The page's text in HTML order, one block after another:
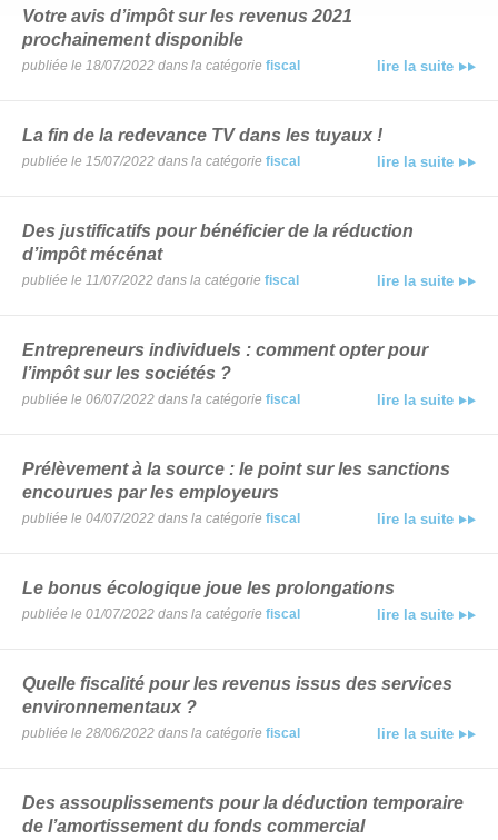
Votre avis d’impôt sur les revenus 2021
prochainement disponible
publiée le 18/07/2022 dans la catégorie fiscal lire la suite
La fin de la redevance TV dans les tuyaux !
publiée le 15/07/2022 dans la catégorie fiscal lire la suite
Des justificatifs pour bénéficier de la réduction
d’impôt mécénat
publiée le 11/07/2022 dans la catégorie fiscal lire la suite
Entrepreneurs individuels : comment opter pour
l’impôt sur les sociétés ?
publiée le 06/07/2022 dans la catégorie fiscal lire la suite
Prélèvement à la source : le point sur les sanctions
encourues par les employeurs
publiée le 04/07/2022 dans la catégorie fiscal lire la suite
Le bonus écologique joue les prolongations
publiée le 01/07/2022 dans la catégorie fiscal lire la suite
Quelle fiscalité pour les revenus issus des services
environnementaux ?
publiée le 28/06/2022 dans la catégorie fiscal lire la suite
Des assouplissements pour la déduction temporaire
de l’amortissement du fonds commercial